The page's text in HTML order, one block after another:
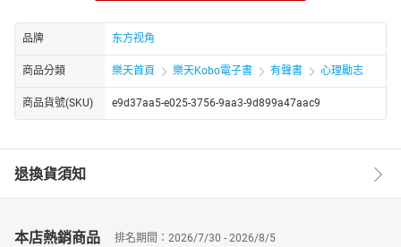
曾仕强先生深谙中国传统文化与西方管理学，学问渊深，世情洞
达。他是央视《百家讲坛》最受欢迎的主讲专家之一，以深厚的中
国文化功底和中西贯通的渊博学识在中国管理界独领风骚。
品牌 东方视角
商品分類 樂天首頁 樂天Kobo電子書 有聲書 心理勵志
商品貨號(SKU) e9d37aa5-e025-3756-9aa3-9d899a47aac9
退換貨須知
本店熱銷商品 排名期間：2026/7/30 - 2026/8/5